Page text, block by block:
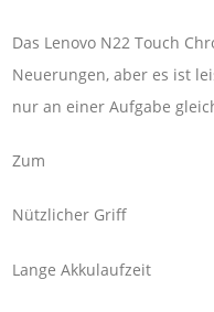
Das Lenovo N22 Touch
Neuerungen, aber es ist
nur an einer Aufgabe
Zum
Nützlicher Griff
Lange Akkulaufzeit